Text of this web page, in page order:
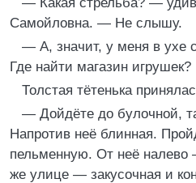
Самойловна. — Не слышу.
— А, значит, у меня в ухе
Где найти магазин игрушек?
Толстая тётенька
— Дойдёте до булочной,
Напротив неё блинная.
пельменную. От неё налево
же улице — закусочная и